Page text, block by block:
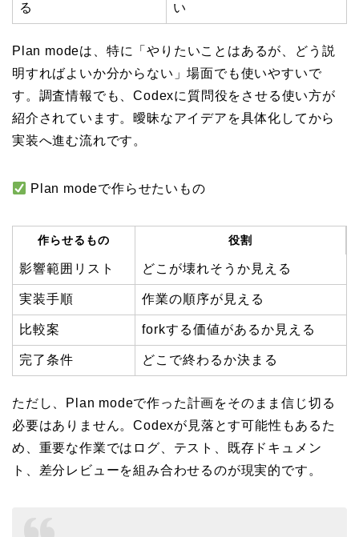
る
い
Plan modeは、特に「やりたいことはあるが、どう説
明すればよいか分からない」場面でも使いやすいで
す。調査情報でも、Codexに質問役をさせる使い方が
紹介されています。曖昧なアイデアを具体化してから
実装へ進む流れです。
Plan modeで作らせたいもの
作らせるもの 役割
影響範囲リスト どこが壊れそうか見える
実装手順 作業の順序が見える
比較案 forkする価値があるか見える
完了条件 どこで終わるか決まる
ただし、Plan modeで作った計画をそのまま信じ切る
必要はありません。Codexが見落とす可能性もあるた
め、重要な作業ではログ、テスト、既存ドキュメン
ト、差分レビューを組み合わせるのが現実的です。